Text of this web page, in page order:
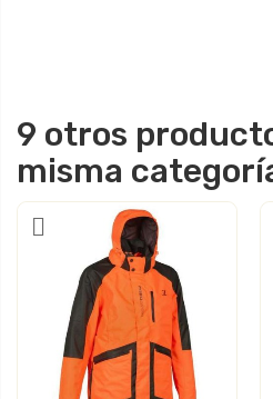
9 otros
misma